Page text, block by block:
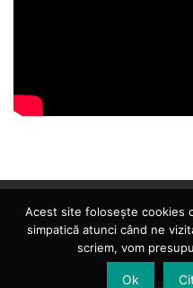
Islemag
Acest site folosește cookies
simpatică atunci când ne
scriem, vom
Ok